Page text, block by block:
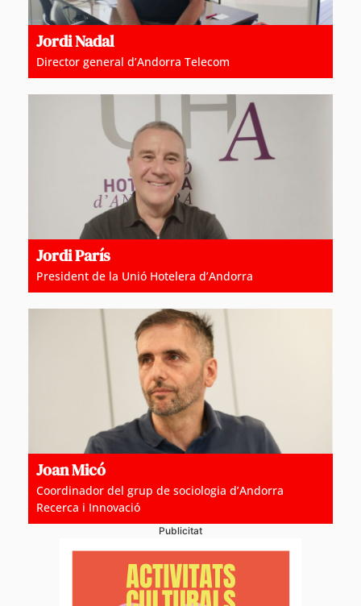
Jordi Nadal
Director general d’Andorra Telecom
Jordi París
President de la Unió Hotelera d’Andorra
Joan Micó
Coordinador del grup de sociologia d’Andorra
Recerca i Innovació
Publicitat